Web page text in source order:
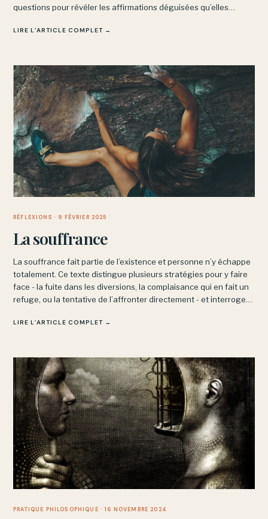
questions pour révéler les affirmations déguisées qu’elles
LIRE L’ARTICLE COMPLET →
RÉFLEXIONS · 9 FÉVRIER 2025
La souffrance
La souffrance fait partie de l’existence et personne n’y échappe
totalement. Ce texte distingue plusieurs stratégies pour y faire
face - la fuite dans les diversions, la complaisance qui en fait un
refuge, ou la tentative de l’affronter directement - et interroge
LIRE L’ARTICLE COMPLET →
PRATIQUE PHILOSOPHIQUE · 16 NOVEMBRE 2024